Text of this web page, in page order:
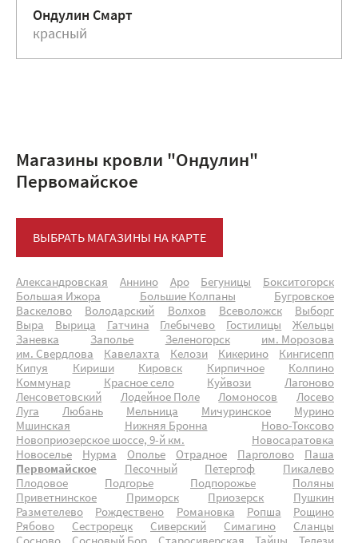
Ондулин Смарт
красный
Магазины кровли "Ондулин"
Первомайское
ВЫБРАТЬ МАГАЗИНЫ НА КАРТЕ
Александровская Аннино Аро Бегуницы
Бокситогорск
Большая Ижора
Большие Колпаны
Бугровское
Васкелово
Володарский Волхов Всеволожск
Выборг
Выра
Вырица Гатчина Глебычево Гостилицы
Жельцы
Заневка
Заполье Зеленогорск
им. Морозова
им. Свердлова
Кавелахта Келози Кикерино
Кингисепп
Кипуя
Кириши Кировск Кирпичное
Колпино
Коммунар
Красное село Куйвози
Лагоново
Ленсоветовский
Лодейное Поле Ломоносов
Лосево
Луга
Любань Мельница Мичуринское
Мурино
Мшинская
Нижняя Бронна
Ново-Токсово
Новоприозерское шоссе, 9-й км.
Новосаратовка
Новоселье
Нурма Ополье Отрадное Парголово
Паша
Первомайское
Песочный Петергоф
Пикалево
Плодовое
Подгорье Подпорожье
Поляны
Приветнинское
Приморск Приозерск
Пушкин
Разметелево
Рождествено Романовка Ропша
Рощино
Рябово
Сестрорецк Сиверский Симагино
Сланцы